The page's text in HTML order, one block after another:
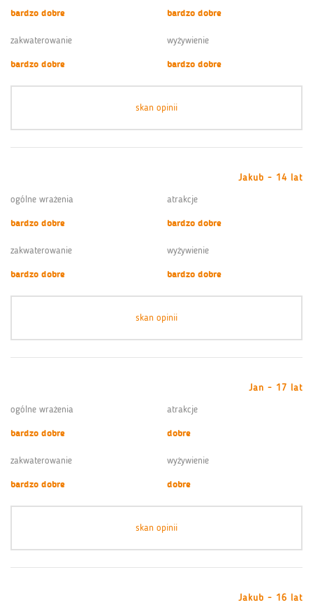
bardzo dobre bardzo dobre
zakwaterowanie
bardzo dobre
wyżywienie
bardzo dobre
skan opinii
Jakub - 14 lat
ogólne wrażenia
bardzo dobre
atrakcje
bardzo dobre
zakwaterowanie
bardzo dobre
wyżywienie
bardzo dobre
skan opinii
Jan - 17 lat
ogólne wrażenia
bardzo dobre
atrakcje
dobre
zakwaterowanie
bardzo dobre
wyżywienie
dobre
skan opinii
Jakub - 16 lat